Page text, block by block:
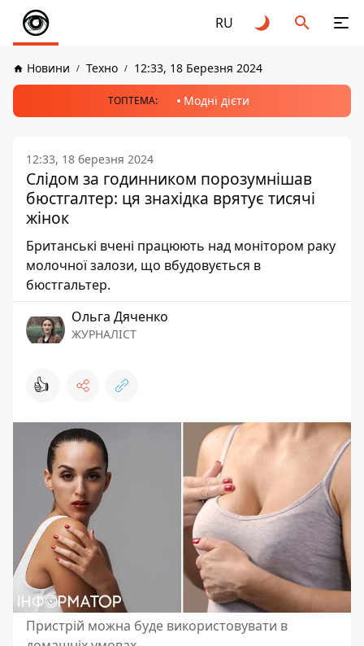
RU
Новини Техно 12:33, 18 Березня 2024
ТОПТЕМА: Модні дієти
12:33, 18 березня 2024
Слідом за годинником порозумнішав
бюстгалтер: ця знахідка врятує тисячі
жінок
Британські вчені працюють над монітором раку
молочної залози, що вбудовується в
бюстгальтер.
Ольга Дяченко
ЖУРНАЛІСТ
👍
Пристрій можна буде використовувати в